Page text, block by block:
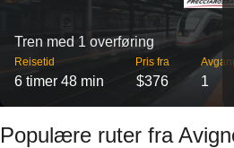
Tren med 1 overføring
Reisetid
6 timer 48 min
Pris fra
$376 1
Populære ruter fra